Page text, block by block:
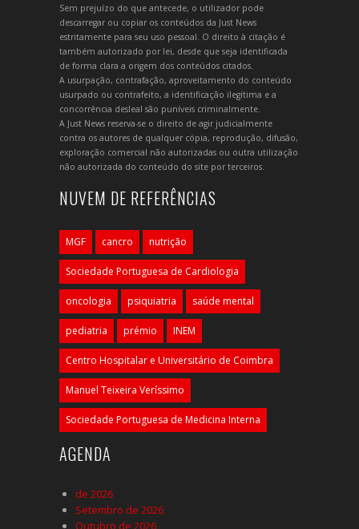
Sem prejuízo do que antecede, o utilizador pode
descarregar ou copiar os conteúdos da Just News
estritamente para seu uso pessoal. O direito à citação é
também autorizado por lei, desde que seja identificada
de forma clara a origem dos conteúdos citados.
A usurpação, contrafação, aproveitamento do conteúdo
usurpado ou contrafeito, a identificação ilegítima e a
concorrência desleal são puníveis criminalmente.
A Just News reserva-se o direito de agir judicialmente
contra os autores de qualquer cópia, reprodução, difusão,
exploração comercial não autorizadas ou outra utilização
não autorizada do conteúdo do site por terceiros.
NUVEM DE REFERÊNCIAS
MGF cancro nutrição
Sociedade Portuguesa de Cardiologia
oncologia psiquiatria saúde mental
pediatria prémio INEM
Centro Hospitalar e Universitário de Coimbra
Manuel Teixeira Veríssimo
Sociedade Portuguesa de Medicina Interna
AGENDA
de 2026
Setembro de 2026
Outubro de 2026